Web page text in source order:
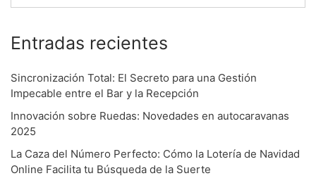
s
t
s
n
a
Entradas recientes
Sincronización Total: El Secreto para una Gestión
Impecable entre el Bar y la Recepción
Innovación sobre Ruedas: Novedades en autocaravanas
2025
La Caza del Número Perfecto: Cómo la Lotería de Navidad
Online Facilita tu Búsqueda de la Suerte